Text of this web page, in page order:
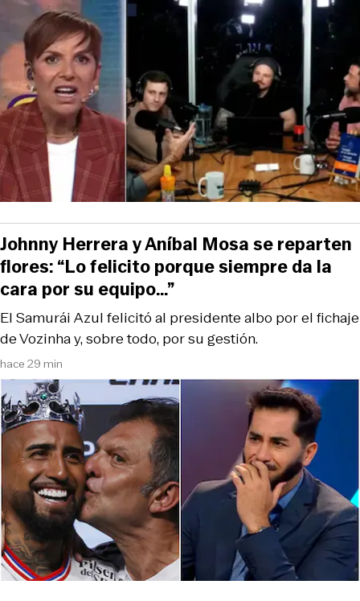
hace 29 min
El Samurái Azul felicitó al presidente albo por el fichaje
de Vozinha y, sobre todo, por su gestión.
Johnny Herrera y Aníbal Mosa se reparten
flores: “Lo felicito porque siempre da la
cara por su equipo…”